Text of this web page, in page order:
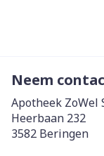
Neem
Apotheek ZoWel
Heerbaan 232
3582 Beringen